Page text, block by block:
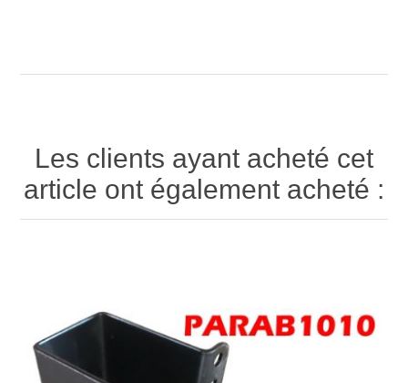
Les clients ayant acheté cet
article ont également acheté :